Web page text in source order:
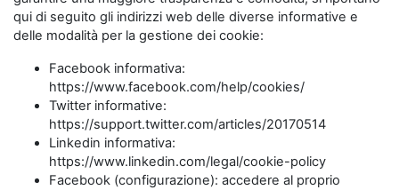
qui di seguito gli indirizzi web delle diverse informative e
delle modalità per la gestione dei cookie:
Facebook informativa:
https://www.facebook.com/help/cookies/
Twitter informative:
https://support.twitter.com/articles/20170514
Linkedin informativa:
https://www.linkedin.com/legal/cookie-policy
Facebook (configurazione): accedere al proprio